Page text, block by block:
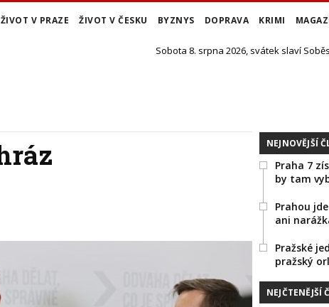
ŽIVOT V PRAZE ŽIVOT V ČESKU BYZNYS DOPRAVA KRIMI
Sobota 8. srpna 2026, svátek slaví
NEJNOVĚJŠÍ
Praha 7
by tam
Prahou
ani
Pražské
pražský
NEJČTENĚJŠÍ